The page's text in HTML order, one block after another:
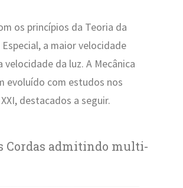
os princípios da Teoria da
a maior velocidade
velocidade da luz. A Mecânica
evoluído com estudos nos
destacados a seguir.
Cordas admitindo multi-